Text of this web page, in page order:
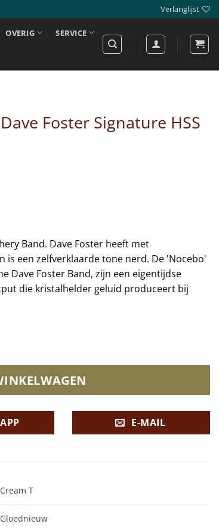
Verlanglijst
OVERIG SERVICE
Foster Signature HSS
Band. Dave Foster heeft met
een zelfverklaarde tone nerd. De 'Nocebo'
Dave Foster Band, zijn een eigentijdse
die kristalhelder geluid produceert bij
E-MAIL
Cream T
Gloednieuw